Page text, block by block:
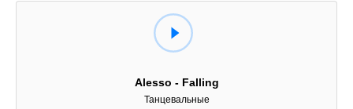
Alesso - Falling
Танцевальные